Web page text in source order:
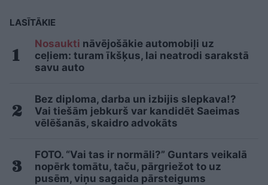
LASĪTĀKIE
Nosaukti nāvējošākie automobiļi uz
ceļiem: turam īkšķus, lai neatrodi sarakstā
savu auto
Bez diploma, darba un izbijis slepkava!?
Vai tiešām jebkurš var kandidēt Saeimas
vēlēšanās, skaidro advokāts
FOTO. “Vai tas ir normāli?” Guntars veikalā
nopērk tomātu, taču, pārgriežot to uz
pusēm, viņu sagaida pārsteigums